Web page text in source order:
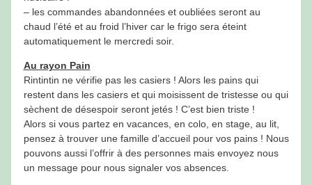
– les commandes abandonnées et oubliées seront au
chaud l’été et au froid l’hiver car le frigo sera éteint
automatiquement le mercredi soir.
Au rayon Pain
Rintintin ne vérifie pas les casiers ! Alors les pains qui
restent dans les casiers et qui moisissent de tristesse ou qui
sèchent de désespoir seront jetés ! C’est bien triste !
Alors si vous partez en vacances, en colo, en stage, au lit,
pensez à trouver une famille d’accueil pour vos pains ! Nous
pouvons aussi l’offrir à des personnes mais envoyez nous
un message pour nous signaler vos absences.